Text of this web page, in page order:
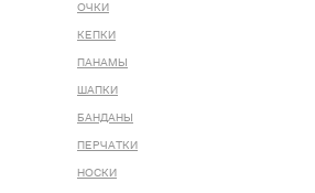
ОЧКИ
КЕПКИ
ПАНАМЫ
ШАПКИ
БАНДАНЫ
ПЕРЧАТКИ
НОСКИ